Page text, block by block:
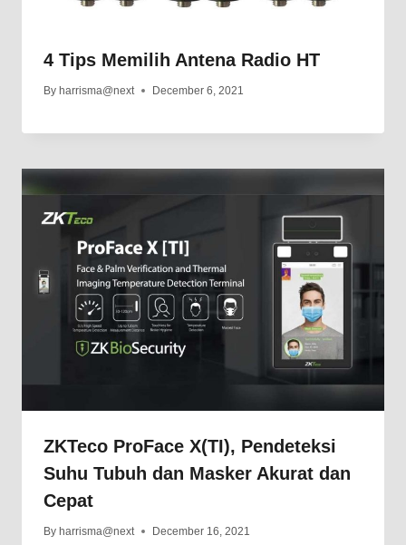
4 Tips Memilih Antena Radio HT
By harrisma@next December 6, 2021
ZKTeco ProFace X(TI), Pendeteksi
Suhu Tubuh dan Masker Akurat dan
Cepat
By harrisma@next December 16, 2021